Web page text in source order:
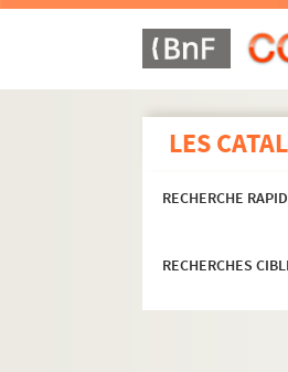
LES
RECHERCHE
RECHERCHES